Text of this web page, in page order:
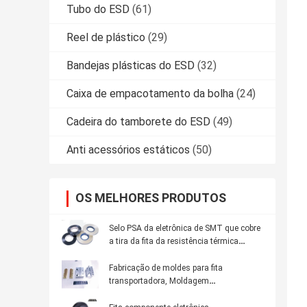
Tubo do ESD (61)
Reel de plástico (29)
Bandejas plásticas do ESD (32)
Caixa de empacotamento da bolha (24)
Cadeira do tamborete do ESD (49)
Anti acessórios estáticos (50)
OS MELHORES PRODUTOS
Selo PSA da eletrônica de SMT que cobre
a tira da fita da resistência térmica
Fabricação de moldes para fita
transportadora, Moldagem